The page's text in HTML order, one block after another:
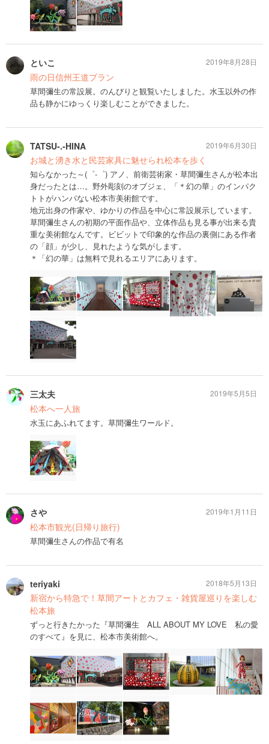
といこ
雨の日信州王道プラン
草間彌生の常設展。のんびりと観覧いたしました。水玉以外の作
品も静かにゆっくり楽しむことができました。
2019年8月28日
TATSU-.-HINA
お城と湧き水と民芸家具に魅せられ松本を歩く
知らなかった～(゜-゜) アノ、前衛芸術家・草間彌生さんが松本出
身だったとは…。野外彫刻のオブジェ、「＊幻の華」のインパク
トトがハンパない松本市美術館です。
地元出身の作家や、ゆかりの作品を中心に常設展示しています。
草間彌生さんの初期の平面作品や、立体作品も見る事が出来る貴
重な美術館なんです。ビビットで印象的な作品の裏側にある作者
の「顔」が少し、見れたような気がします。
＊「幻の華」は無料で見れるエリアにあります。
2019年6月30日
三太夫
松本へ一人旅
水玉にあふれてます。草間彌生ワールド。
2019年5月5日
さや
松本市観光(日帰り旅行)
草間彌生さんの作品で有名
2019年1月11日
teriyaki
新宿から特急で！草間アートとカフェ・雑貨屋巡りを楽しむ
松本旅
ずっと行きたかった『草間彌生 ALL ABOUT MY LOVE 私の愛
のすべて』を見に、松本市美術館へ。
2018年5月13日